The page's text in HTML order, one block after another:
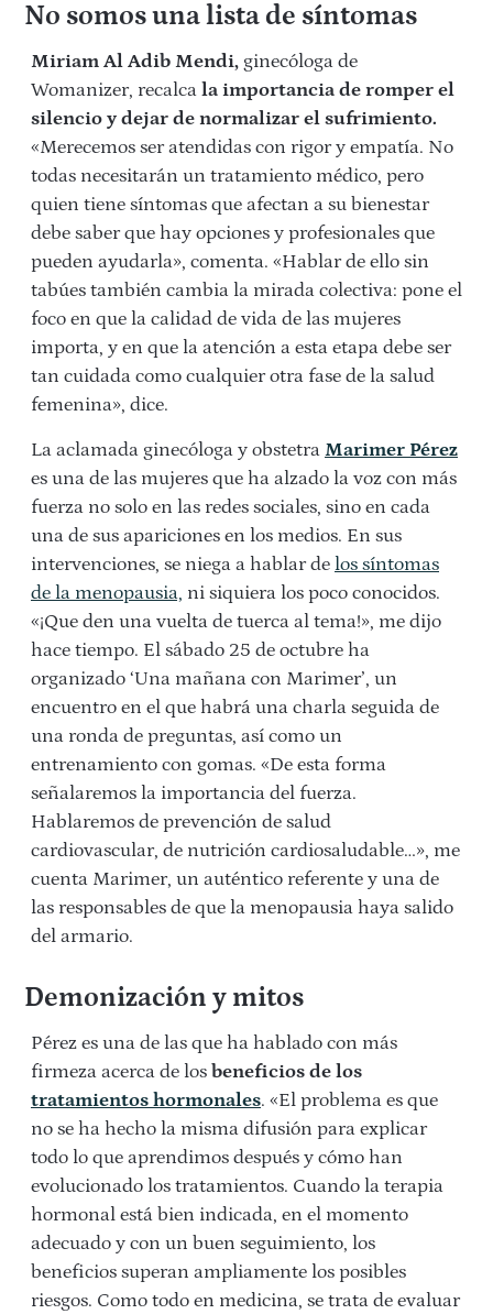
No somos una lista de síntomas
Miriam Al Adib Mendi, ginecóloga de
Womanizer, recalca la importancia de romper el
silencio y dejar de normalizar el sufrimiento.
«Merecemos ser atendidas con rigor y empatía. No
todas necesitarán un tratamiento médico, pero
quien tiene síntomas que afectan a su bienestar
debe saber que hay opciones y profesionales que
pueden ayudarla», comenta. «Hablar de ello sin
tabúes también cambia la mirada colectiva: pone el
foco en que la calidad de vida de las mujeres
importa, y en que la atención a esta etapa debe ser
tan cuidada como cualquier otra fase de la salud
femenina», dice.
La aclamada ginecóloga y obstetra Marimer Pérez
es una de las mujeres que ha alzado la voz con más
fuerza no solo en las redes sociales, sino en cada
una de sus apariciones en los medios. En sus
intervenciones, se niega a hablar de los síntomas
de la menopausia, ni siquiera los poco conocidos.
«¡Que den una vuelta de tuerca al tema!», me dijo
hace tiempo. El sábado 25 de octubre ha
organizado ‘Una mañana con Marimer’, un
encuentro en el que habrá una charla seguida de
una ronda de preguntas, así como un
entrenamiento con gomas. «De esta forma
señalaremos la importancia del fuerza.
Hablaremos de prevención de salud
cardiovascular, de nutrición cardiosaludable…», me
cuenta Marimer, un auténtico referente y una de
las responsables de que la menopausia haya salido
del armario.
Demonización y mitos
Pérez es una de las que ha hablado con más
firmeza acerca de los beneficios de los
tratamientos hormonales. «El problema es que
no se ha hecho la misma difusión para explicar
todo lo que aprendimos después y cómo han
evolucionado los tratamientos. Cuando la terapia
hormonal está bien indicada, en el momento
adecuado y con un buen seguimiento, los
beneficios superan ampliamente los posibles
riesgos. Como todo en medicina, se trata de evaluar